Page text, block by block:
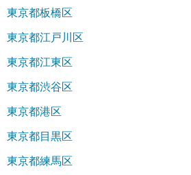
東京都板橋区
東京都江戸川区
東京都江東区
東京都渋谷区
東京都港区
東京都目黒区
東京都練馬区